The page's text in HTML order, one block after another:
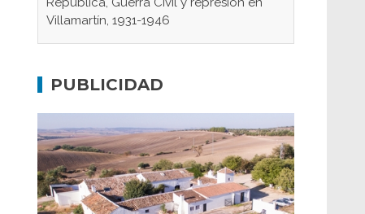
Villamartín, 1931-1946
concentración nazis
fundaciones de Bornos
El Frente Popular. Ubrique, febrero-julio
1936
PUBLICIDAD